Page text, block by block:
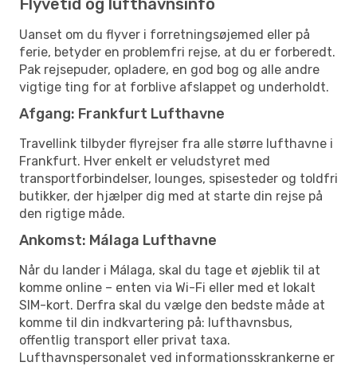
Flyvetid og lufthavnsinfo
Uanset om du flyver i forretningsøjemed eller på
ferie, betyder en problemfri rejse, at du er forberedt.
Pak rejsepuder, opladere, en god bog og alle andre
vigtige ting for at forblive afslappet og underholdt.
Afgang: Frankfurt Lufthavne
Travellink tilbyder flyrejser fra alle større lufthavne i
Frankfurt. Hver enkelt er veludstyret med
transportforbindelser, lounges, spisesteder og toldfri
butikker, der hjælper dig med at starte din rejse på
den rigtige måde.
Ankomst: Málaga Lufthavne
Når du lander i Málaga, skal du tage et øjeblik til at
komme online – enten via Wi-Fi eller med et lokalt
SIM-kort. Derfra skal du vælge den bedste måde at
komme til din indkvartering på: lufthavnsbus,
offentlig transport eller privat taxa.
Lufthavnspersonalet ved informationsskrankerne er